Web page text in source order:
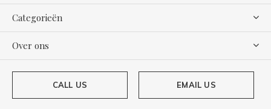
Categorieën
Over ons
CALL US EMAIL US